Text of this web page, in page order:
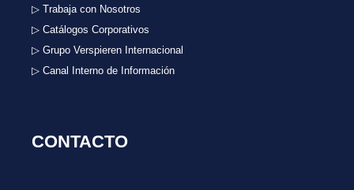
▷ Trabaja con Nosotros
▷ Catálogos Corporativos
▷ Grupo Verspieren Internacional
▷ Canal Interno de Información
CONTACTO